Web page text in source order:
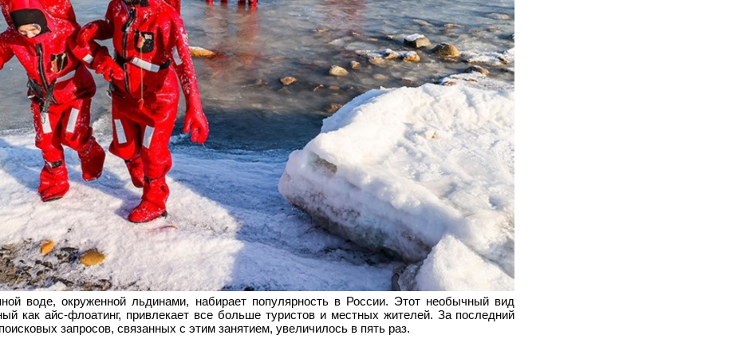
воде, окруженной льдинами, набирает популярность в России. Этот необычный вид
как айс-флоатинг, привлекает все больше туристов и местных жителей. За последний
запросов, связанных с этим занятием, увеличилось в пять раз.